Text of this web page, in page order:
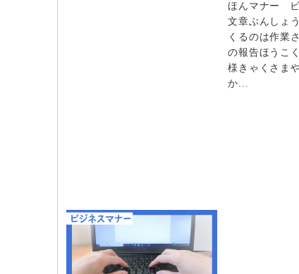
ほんマナー ビ
文章ぶんしょ
くるのは作業
の報告ほうこ
様きゃくさま
か...